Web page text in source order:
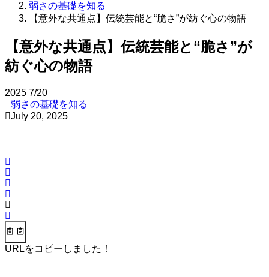
弱さの基礎を知る
【意外な共通点】伝統芸能と“脆さ”が紡ぐ心の物語
【意外な共通点】伝統芸能と“脆さ”が
紡ぐ心の物語
2025 7/20
弱さの基礎を知る
July 20, 2025
URLをコピーしました！